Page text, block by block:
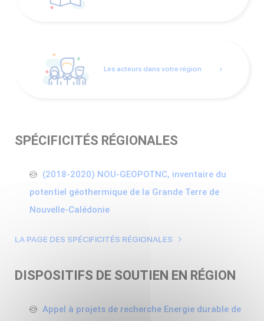
Les acteurs dans votre région
SPÉCIFICITÉS RÉGIONALES
(2018-2020) NOU-GEOPOTNC, inventaire du
potentiel géothermique de la Grande Terre de
Nouvelle-Calédonie
LA PAGE DES SPÉCIFICITÉS RÉGIONALES
DISPOSITIFS DE SOUTIEN EN RÉGION
Appel à projets de recherche Energie durable de